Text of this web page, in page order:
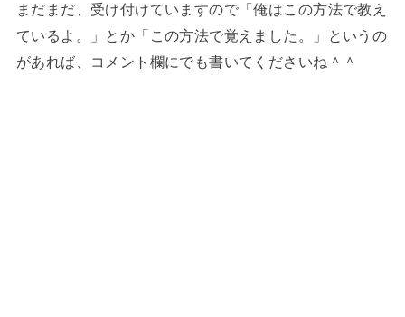
まだまだ、受け付けていますので「俺はこの方法で教え
ているよ。」とか「この方法で覚えました。」というの
があれば、コメント欄にでも書いてくださいね＾＾